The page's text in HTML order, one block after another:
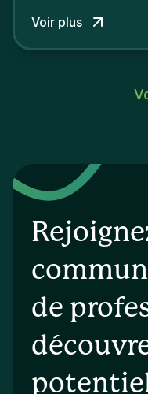
Voir plus
de